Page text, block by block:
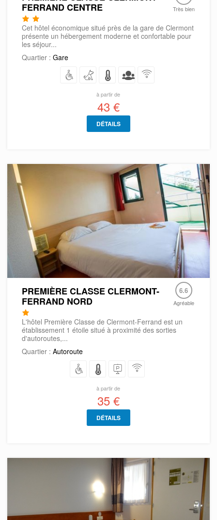
FERRAND CENTRE
Très bien
Cet hôtel économique situé près de la gare de Clermont
présente un hébergement moderne et confortable pour
les séjour...
Quartier : Gare
à partir de
43 €
DÉTAILS
PREMIÈRE CLASSE CLERMONT-
FERRAND NORD
6.6
Agréable
L'hôtel Première Classe de Clermont-Ferrand est un
établissement 1 étoile situé à proximité des sorties
d'autoroutes,...
Quartier : Autoroute
à partir de
35 €
DÉTAILS